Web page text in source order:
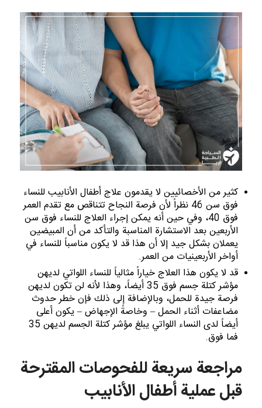
كثير من الأخصائيين لا يقدمون علاج أطفال الأنابيب للنساء
فوق سن 46 نظراً لأن فرصة النجاح تتناقص مع تقدم العمر
فوق 40، وفي حين أنه يمكن إجراء العلاج للنساء فوق سن
الأربعين بعد الاستشارة المناسبة والتأكد من أن المبيضين
يعملان بشكل جيد إلا أن هذا قد لا يكون مناسباً للنساء في
أواخر الأربعينيات من العمر.
قد لا يكون هذا العلاج خياراً مثالياً للنساء اللواتي لديهن
مؤشر كتلة جسم فوق 35 أيضاً، وهذا لأنه لن تكون لديهن
فرصة جيدة للحمل، وبالإضافة إلى ذلك فإن خطر حدوث
مضاعفات أثناء الحمل – وخاصةً الإجهاض – يكون أعلى
أيضاً لدى النساء اللواتي يبلغ مؤشر كتلة الجسم لديهن 35
فما فوق.
مراجعة سريعة للفحوصات المقترحة
قبل عملية أطفال الأنابيب